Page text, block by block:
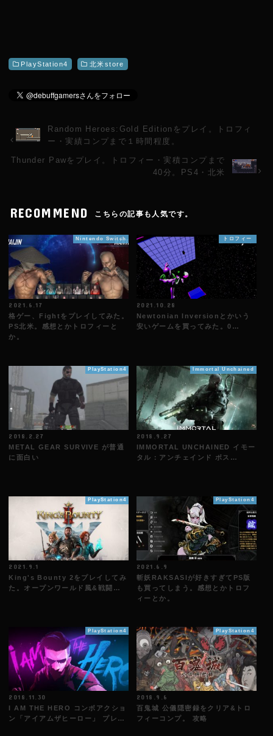
PlayStation4 北米store
Random Heroes:Gold Editionをプレイ。トロフィ
ー・実績コンプまで１時間程度。
Thunder Pawをプレイ。トロフィー・実積コンプまで
40分。PS4・北米
RECOMMEND こちらの記事も人気です。
Nintendo Switch
2021.6.17
格ゲー、Fightをプレイしてみた。
PS北米。感想とかトロフィーと
か。
トロフィー
2021.10.28
Newtonian Inversionとかいう
安いゲームを買ってみた。0…
PlayStation4
2018.2.27
METAL GEAR SURVIVE が普通
に面白い
Immortal Unchained
2018.9.27
IMMORTAL UNCHAINED イモー
タル：アンチェインド ボス…
PlayStation4
2021.9.1
King's Bounty 2をプレイしてみ
た。オープンワールド風&戦闘…
PlayStation4
2021.6.9
斬妖RAKSASIが好きすぎてPS版
も買ってしまう。感想とかトロフ
ィーとか。
PlayStation4
2018.11.30
I AM THE HERO コンボアクショ
ン「アイアムザヒーロー」 プレ…
PlayStation4
2018.9.6
百鬼城 公儀隠密録をクリア&トロ
フィーコンプ。 攻略